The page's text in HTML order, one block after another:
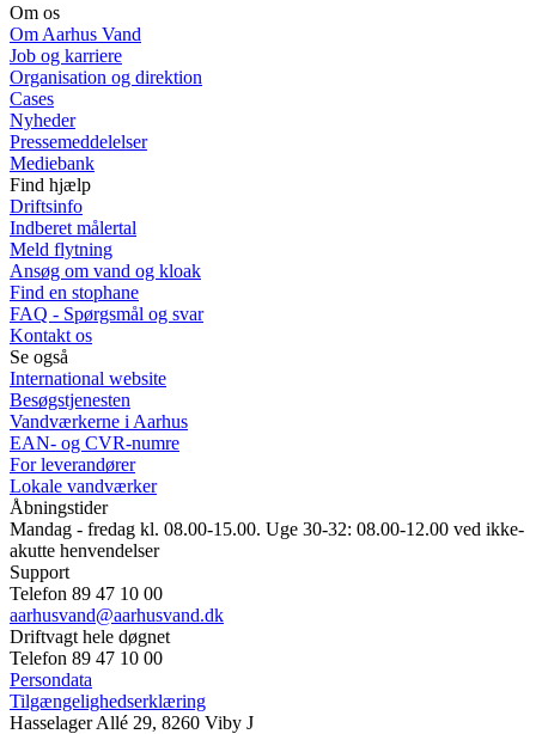
Om os
Om Aarhus Vand
Job og karriere
Organisation og direktion
Cases
Nyheder
Pressemeddelelser
Mediebank
Find hjælp
Driftsinfo
Indberet målertal
Meld flytning
Ansøg om vand og kloak
Find en stophane
FAQ - Spørgsmål og svar
Kontakt os
Se også
International website
Besøgstjenesten
Vandværkerne i Aarhus
EAN- og CVR-numre
For leverandører
Lokale vandværker
Åbningstider
Mandag - fredag kl. 08.00-15.00. Uge 30-32: 08.00-12.00 ved ikke-
akutte henvendelser
Support
Telefon 89 47 10 00
aarhusvand@aarhusvand.dk
Driftvagt hele døgnet
Telefon 89 47 10 00
Persondata
Tilgængelighedserklæring
Hasselager Allé 29, 8260 Viby J